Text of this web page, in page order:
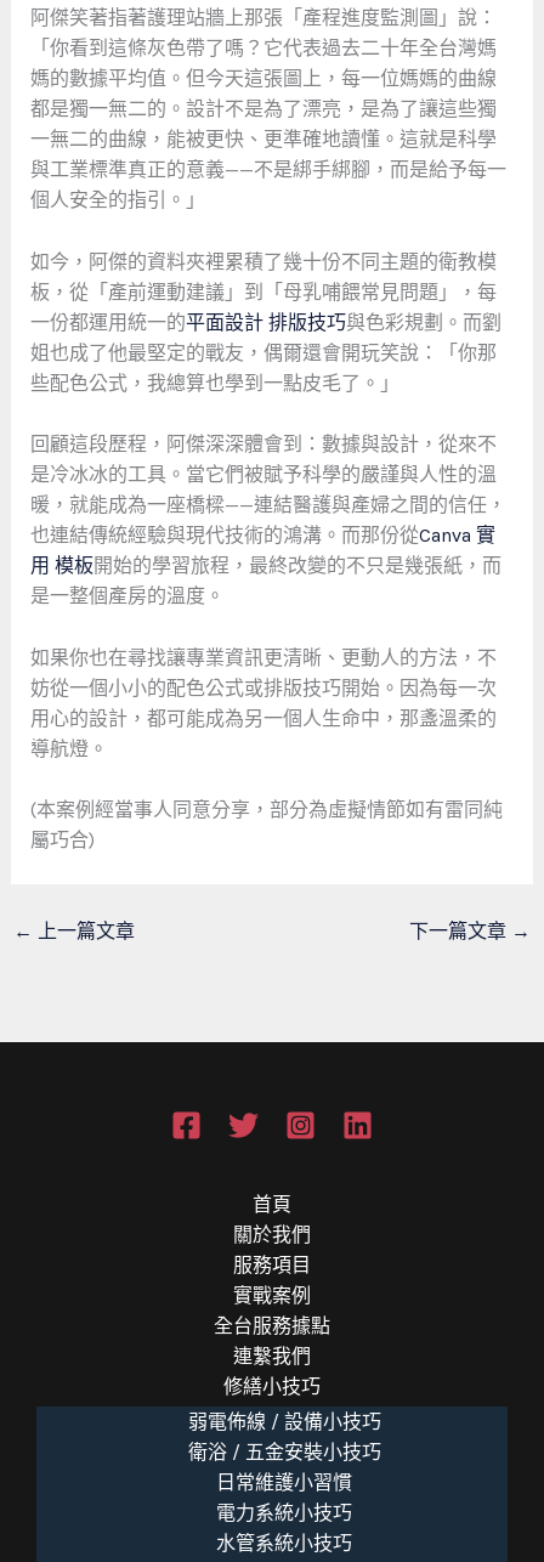
阿傑笑著指著護理站牆上那張「產程進度監測圖」說：
「你看到這條灰色帶了嗎？它代表過去二十年全台灣媽
媽的數據平均值。但今天這張圖上，每一位媽媽的曲線
都是獨一無二的。設計不是為了漂亮，是為了讓這些獨
一無二的曲線，能被更快、更準確地讀懂。這就是科學
與工業標準真正的意義——不是綁手綁腳，而是給予每一
個人安全的指引。」
如今，阿傑的資料夾裡累積了幾十份不同主題的衛教模
板，從「產前運動建議」到「母乳哺餵常見問題」，每
一份都運用統一的平面設計 排版技巧與色彩規劃。而劉
姐也成了他最堅定的戰友，偶爾還會開玩笑說：「你那
些配色公式，我總算也學到一點皮毛了。」
回顧這段歷程，阿傑深深體會到：數據與設計，從來不
是冷冰冰的工具。當它們被賦予科學的嚴謹與人性的溫
暖，就能成為一座橋樑——連結醫護與產婦之間的信任，
也連結傳統經驗與現代技術的鴻溝。而那份從Canva 實
用 模板開始的學習旅程，最終改變的不只是幾張紙，而
是一整個產房的溫度。
如果你也在尋找讓專業資訊更清晰、更動人的方法，不
妨從一個小小的配色公式或排版技巧開始。因為每一次
用心的設計，都可能成為另一個人生命中，那盞溫柔的
導航燈。
(本案例經當事人同意分享，部分為虛擬情節如有雷同純
屬巧合)
← 上一篇文章 下一篇文章 →
首頁
關於我們
服務項目
實戰案例
全台服務據點
連繫我們
修繕小技巧
弱電佈線 / 設備小技巧
衛浴 / 五金安裝小技巧
日常維護小習慣
電力系統小技巧
水管系統小技巧